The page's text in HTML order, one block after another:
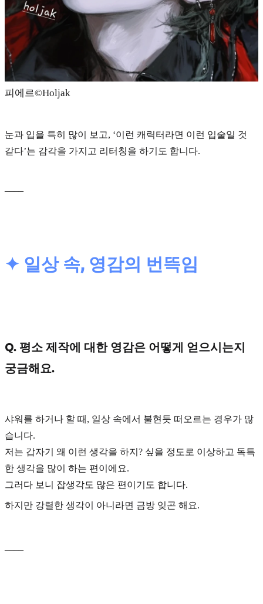
피에르©️Holjak
눈과 입을 특히 많이 보고, ‘이런 캐릭터라면 이런 입술일 것
같다’는 감각을 가지고 리터칭을 하기도 합니다.
✦ 일상 속, 영감의 번뜩임
Q. 평소 제작에 대한 영감은 어떻게 얻으시는지
궁금해요.
샤워를 하거나 할 때, 일상 속에서 불현듯 떠오르는 경우가 많
습니다.
저는 갑자기 왜 이런 생각을 하지? 싶을 정도로 이상하고 독특
한 생각을 많이 하는 편이에요.
그러다 보니 잡생각도 많은 편이기도 합니다.
하지만 강렬한 생각이 아니라면 금방 잊곤 해요.